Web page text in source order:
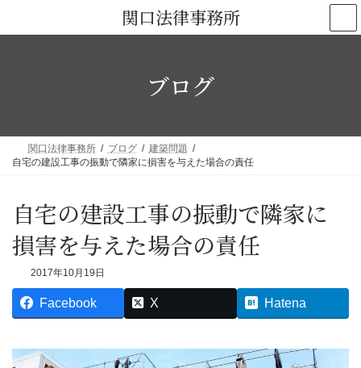
ッ
移
関口法律事務所
ブログ
関口法律事務所 ブログ
建築問題
自宅の建設工事の振動で隣家に損害を与えた場合の責任
自宅の建設工事の振動で隣家に
損害を与えた場合の責任
2017年10月19日
Facebook X Hatena